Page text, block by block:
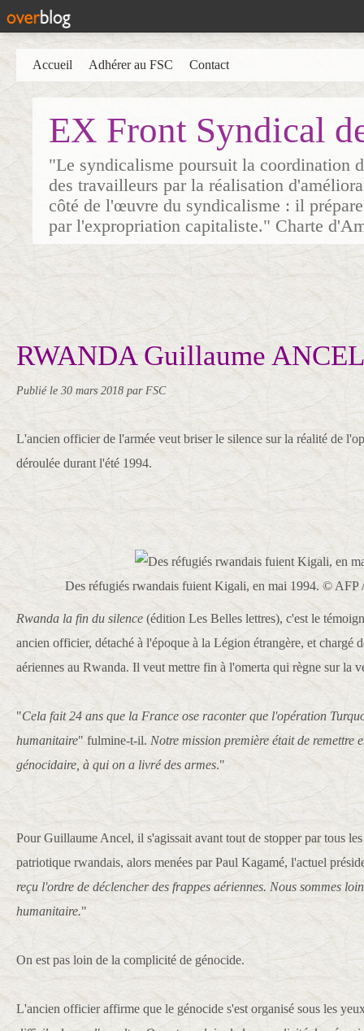
EX Front Syndical
"Le syndicalisme poursuit la coordination
des travailleurs par la réalisation
côté de l'œuvre du syndicalisme : il
par l'expropriation capitaliste." Charte
Accueil Adhérer au FSC Contact
RWANDA Guillaume ANCEL
Publié le 30 mars 2018 par FSC
L'ancien officier de l'armée veut briser le silence sur la réalité de
déroulée durant l'été 1994.
Des réfugiés rwandais fuient Kigali, en mai 1994. ©
Rwanda la fin du silence (édition Les Belles lettres), c'est le
ancien officier, détaché à l'époque à la Légion étrangère, et chargé
aériennes au Rwanda. Il veut mettre fin à l'omerta qui règne sur la
"Cela fait 24 ans que la France ose raconter que l'opération
humanitaire" fulmine-t-il. Notre mission première était de remettre
génocidaire, à qui on a livré des armes."
Pour Guillaume Ancel, il s'agissait avant tout de stopper par tous
patriotique rwandais, alors menées par Paul Kagamé, l'actuel
reçu l'ordre de déclencher des frappes aériennes. Nous sommes
humanitaire."
On est pas loin de la complicité de génocide.
L'ancien officier affirme que le génocide s'est organisé sous les